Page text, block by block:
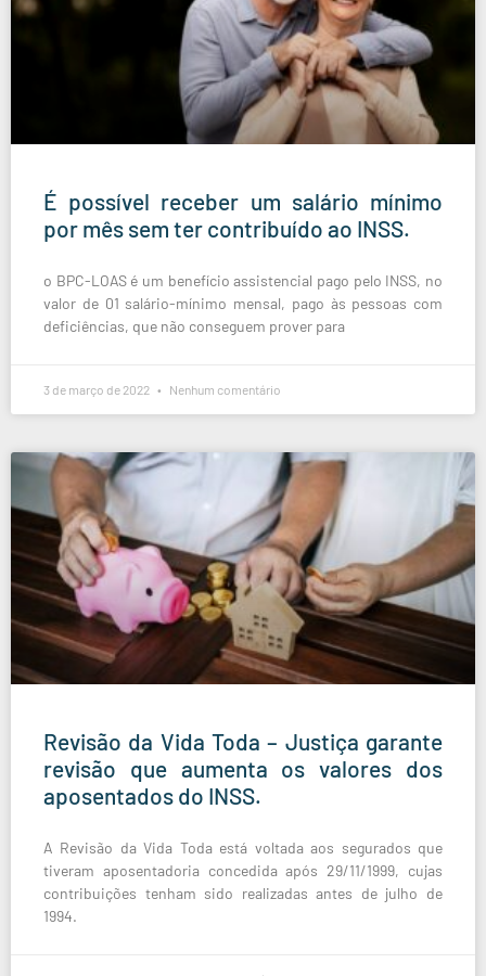
É possível receber um salário mínimo
por mês sem ter contribuído ao INSS.
o BPC-LOAS é um benefício assistencial pago pelo INSS, no
valor de 01 salário-mínimo mensal, pago às pessoas com
deficiências, que não conseguem prover para
3 de março de 2022 Nenhum comentário
Revisão da Vida Toda – Justiça garante
revisão que aumenta os valores dos
aposentados do INSS.
A Revisão da Vida Toda está voltada aos segurados que
tiveram aposentadoria concedida após 29/11/1999, cujas
contribuições tenham sido realizadas antes de julho de
1994.